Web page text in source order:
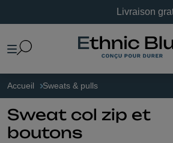
Livraison
Accueil Sweats & pulls
Sweat col zip et
boutons